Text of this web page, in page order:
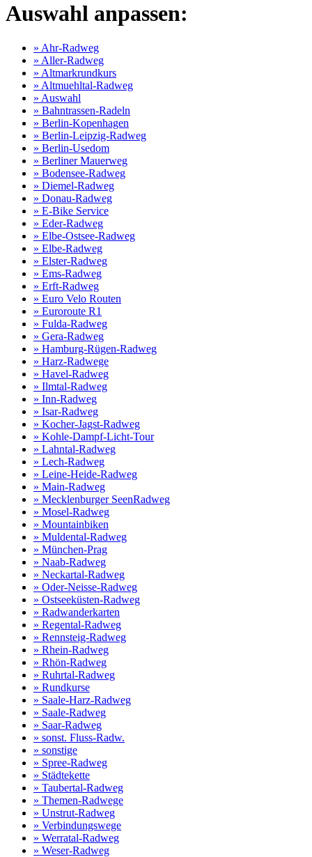
Auswahl anpassen:
» Ahr-Radweg
» Aller-Radweg
» Altmarkrundkurs
» Altmuehltal-Radweg
» Auswahl
» Bahntrassen-Radeln
» Berlin-Kopenhagen
» Berlin-Leipzig-Radweg
» Berlin-Usedom
» Berliner Mauerweg
» Bodensee-Radweg
» Diemel-Radweg
» Donau-Radweg
» E-Bike Service
» Eder-Radweg
» Elbe-Ostsee-Radweg
» Elbe-Radweg
» Elster-Radweg
» Ems-Radweg
» Erft-Radweg
» Euro Velo Routen
» Euroroute R1
» Fulda-Radweg
» Gera-Radweg
» Hamburg-Rügen-Radweg
» Harz-Radwege
» Havel-Radweg
» Ilmtal-Radweg
» Inn-Radweg
» Isar-Radweg
» Kocher-Jagst-Radweg
» Kohle-Dampf-Licht-Tour
» Lahntal-Radweg
» Lech-Radweg
» Leine-Heide-Radweg
» Main-Radweg
» Mecklenburger SeenRadweg
» Mosel-Radweg
» Mountainbiken
» Muldental-Radweg
» München-Prag
» Naab-Radweg
» Neckartal-Radweg
» Oder-Neisse-Radweg
» Ostseeküsten-Radweg
» Radwanderkarten
» Regental-Radweg
» Rennsteig-Radweg
» Rhein-Radweg
» Rhön-Radweg
» Ruhrtal-Radweg
» Rundkurse
» Saale-Harz-Radweg
» Saale-Radweg
» Saar-Radweg
» sonst. Fluss-Radw.
» sonstige
» Spree-Radweg
» Städtekette
» Taubertal-Radweg
» Themen-Radwege
» Unstrut-Radweg
» Verbindungswege
» Werratal-Radweg
» Weser-Radweg